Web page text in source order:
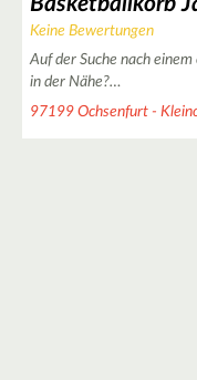
Keine Bewertungen
Auf der Suche nach
in der Nähe?…
97199 Ochsenfurt -